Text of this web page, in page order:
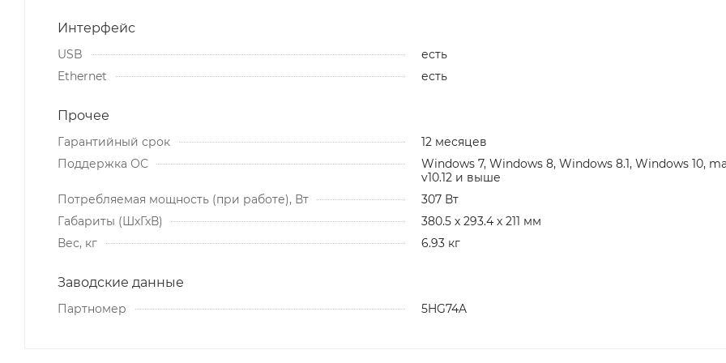
Интерфейс
USB
есть
Ethernet
есть
Прочее
Гарантийный срок
12 месяцев
Поддержка ОС
Windows 7, Windows 8, Windows 8.1, Windows 10,
v10.12 и выше
Потребляемая мощность (при работе), Вт
307 Вт
Габариты (ШхГхВ)
380.5 х 293.4 х 211 мм
Вес, кг
6.93 кг
Заводские данные
Партномер 5HG74A